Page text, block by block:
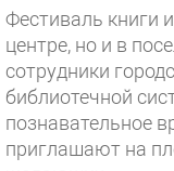
Фестиваль книги
центре, но и в
сотрудники
библиотечной
познавательное
приглашают на